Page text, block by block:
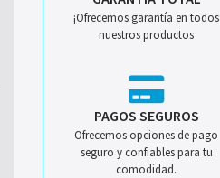
¡Ofrecemos garantía en todos
nuestros productos
PAGOS SEGUROS
Ofrecemos opciones de pago
seguro y confiables para tu
comodidad.